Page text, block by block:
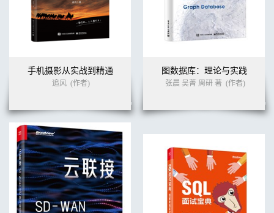
手机摄影从实战到精通
追风 (作者)
图数据库：理论与实践
张晨 吴菁 周研 著 (作者)